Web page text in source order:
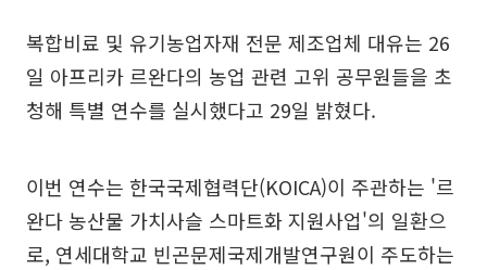
복합비료 및 유기농업자재 전문 제조업체 대유는 26
일 아프리카 르완다의 농업 관련 고위 공무원들을 초
청해 특별 연수를 실시했다고 29일 밝혔다.
이번 연수는 한국국제협력단(KOICA)이 주관하는 '르
완다 농산물 가치사슬 스마트화 지원사업'의 일환으
로, 연세대학교 빈곤문제국제개발연구원이 주도하는